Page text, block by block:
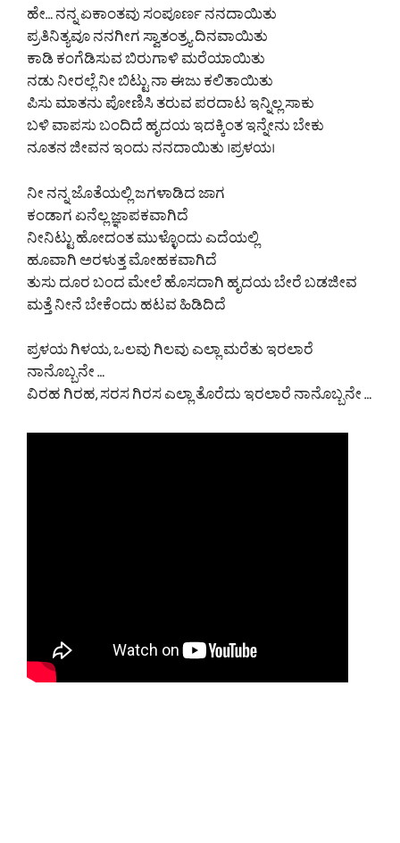
ಹೇ… ನನ್ನ ಏಕಾಂತವು ಸಂಪೂರ್ಣ ನನದಾಯಿತು
ಪ್ರತಿನಿತ್ಯವೂ ನನಗೀಗ ಸ್ವಾತಂತ್ರ್ಯ ದಿನವಾಯಿತು
ಕಾಡಿ ಕಂಗೆಡಿಸುವ ಬಿರುಗಾಳಿ ಮರೆಯಾಯಿತು
ನಡು ನೀರಲ್ಲೆ ನೀ ಬಿಟ್ಟು ನಾ ಈಜು ಕಲಿತಾಯಿತು
ಪಿಸು ಮಾತನು ಪೋಣಿಸಿ ತರುವ ಪರದಾಟ ಇನ್ನಿಲ್ಲ ಸಾಕು
ಬಳಿ ವಾಪಸು ಬಂದಿದೆ ಹೃದಯ ಇದಕ್ಕಿಂತ ಇನ್ನೇನು ಬೇಕು
ನೂತನ ಜೀವನ ಇಂದು ನನದಾಯಿತು ।ಪ್ರಳಯ।
ನೀ ನನ್ನ ಜೊತೆಯಲ್ಲಿ ಜಗಳಾಡಿದ ಜಾಗ
ಕಂಡಾಗ ಏನೆಲ್ಲ ಜ್ಞಾಪಕವಾಗಿದೆ
ನೀನಿಟ್ಟು ಹೋದಂತ ಮುಳ್ಳೊಂದು ಎದೆಯಲ್ಲಿ
ಹೂವಾಗಿ ಅರಳುತ್ತ ಮೋಹಕವಾಗಿದೆ
ತುಸು ದೂರ ಬಂದ ಮೇಲೆ ಹೊಸದಾಗಿ ಹೃದಯ ಬೇರೆ ಬಡಜೀವ
ಮತ್ತೆ ನೀನೆ ಬೇಕೆಂದು ಹಟವ ಹಿಡಿದಿದೆ
ಪ್ರಳಯ ಗಿಳಯ, ಒಲವು ಗಿಲವು ಎಲ್ಲಾ ಮರೆತು ಇರಲಾರೆ
ನಾನೊಬ್ಬನೇ …
ವಿರಹ ಗಿರಹ, ಸರಸ ಗಿರಸ ಎಲ್ಲಾ ತೊರೆದು ಇರಲಾರೆ ನಾನೊಬ್ಬನೇ …